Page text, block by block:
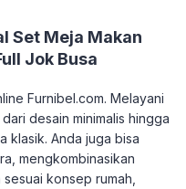
Set Meja Makan
Jok Busa
Furnibel.com. Melayani
desain minimalis hingga
klasik. Anda juga bisa
mengkombinasikan
konsep rumah,